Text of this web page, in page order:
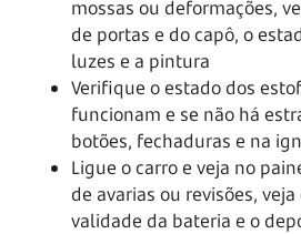
mossas ou deformações,
de portas e do capô, o
luzes e a pintura
Verifique o estado dos
funcionam e se não há
botões, fechaduras e na
Ligue o carro e veja no
de avarias ou revisões,
validade da bateria e o